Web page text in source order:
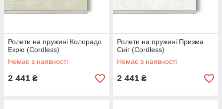
Ролети на пружині Колорадо
Екрю (Cordless)
Немає в наявності
2 441 ₴
Ролети на пружині Призма
Сніг (Cordless)
Немає в наявності
2 441 ₴